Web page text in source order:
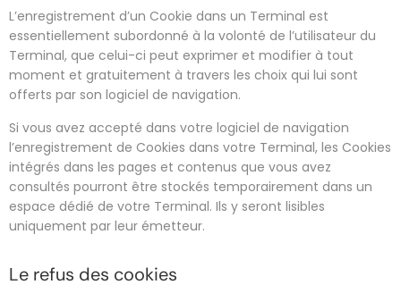
L’enregistrement d’un Cookie dans un Terminal est
essentiellement subordonné à la volonté de l’utilisateur du
Terminal, que celui-ci peut exprimer et modifier à tout
moment et gratuitement à travers les choix qui lui sont
offerts par son logiciel de navigation.
Si vous avez accepté dans votre logiciel de navigation
l’enregistrement de Cookies dans votre Terminal, les Cookies
intégrés dans les pages et contenus que vous avez
consultés pourront être stockés temporairement dans un
espace dédié de votre Terminal. Ils y seront lisibles
uniquement par leur émetteur.
Le refus des cookies